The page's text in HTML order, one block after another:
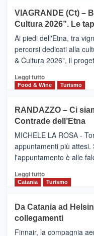
Anche
la
Alcantara
nei
primi
nella
classifica
IL
SAN
DOMENICO
PALACE
TAORMINA,
UN
HOTEL
FOUR
IL
NUOVO
SUMMER
CLUB
VIAGRANDE (Ct) –
Cultura 2026”. Le
Ai piedi dell'Etna, tra
percorsi dedicati alla
& Cultura 2026", il
Leggi tuttoLeggi
di
VIAGRANDE
(Ct)
–
Benanti
presenta
“Vino
&
Cultura
tappe
dell’enoturismo
Food & Wine Turismo
RANDAZZO – Ci
Contrade dell’Etna
MICHELE LA ROSA -
appuntamenti più attesi.
l'appuntamento è alle
Leggi tuttoLeggi
di
RANDAZZO
–
Ci
Catania Turismo
Da Catania ad
collegamenti
Finnair, la compagnia